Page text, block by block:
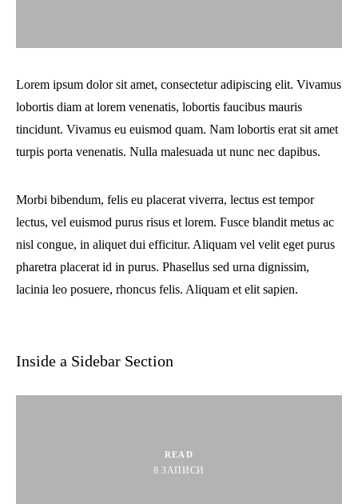
Lorem ipsum dolor sit amet, consectetur adipiscing elit. Vivamus
lobortis diam at lorem venenatis, lobortis faucibus mauris
tincidunt. Vivamus eu euismod quam. Nam lobortis erat sit amet
turpis porta venenatis. Nulla malesuada ut nunc nec dapibus.
Morbi bibendum, felis eu placerat viverra, lectus est tempor
lectus, vel euismod purus risus et lorem. Fusce blandit metus ac
nisl congue, in aliquet dui efficitur. Aliquam vel velit eget purus
pharetra placerat id in purus. Phasellus sed urna dignissim,
lacinia leo posuere, rhoncus felis. Aliquam et elit sapien.
Inside a Sidebar Section
READ
8 ЗАПИСИ